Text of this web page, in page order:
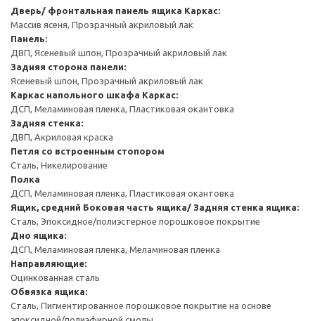
Дверь/ фронтальная панель ящика Каркас:
Массив ясеня, Прозрачный акриловый лак
Панель:
ДВП, Ясеневый шпон, Прозрачный акриловый лак
Задняя сторона панели:
Ясеневый шпон, Прозрачный акриловый лак
Каркас напольного шкафа Каркас:
ДСП, Меламиновая пленка, Пластиковая окантовка
Задняя стенка:
ДВП, Акриловая краска
Петля со встроенным стопором
Сталь, Никелирование
Полка
ДСП, Меламиновая пленка, Пластиковая окантовка
Ящик, средний Боковая часть ящика/ Задняя стенка ящика:
Сталь, Эпоксидное/полиэстерное порошковое покрытие
Дно ящика:
ДСП, Меламиновая пленка, Меламиновая пленка
Направляющие:
Оцинкованная сталь
Обвязка ящика:
Сталь, Пигментированное порошковое покрытие на основе